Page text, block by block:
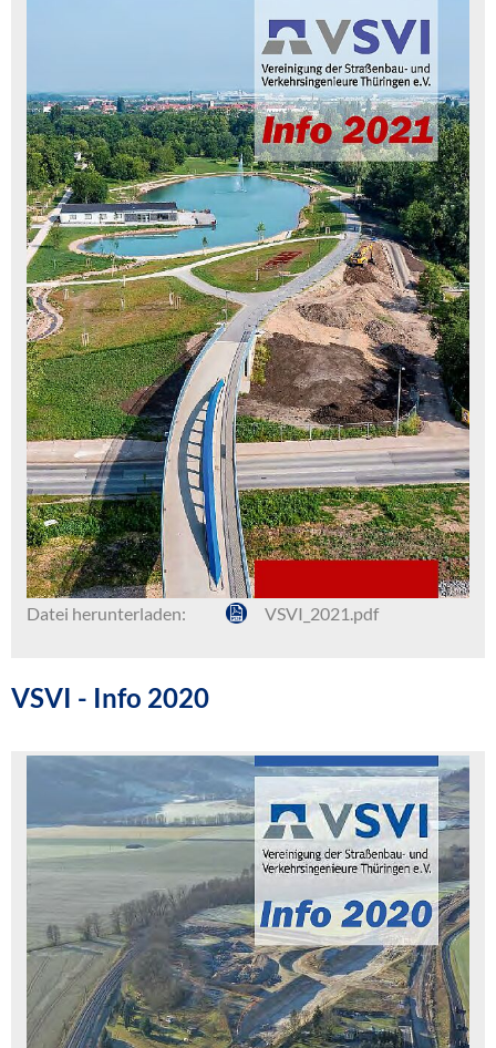
Datei herunterladen: VSVI_2021.pdf
VSVI - Info 2020